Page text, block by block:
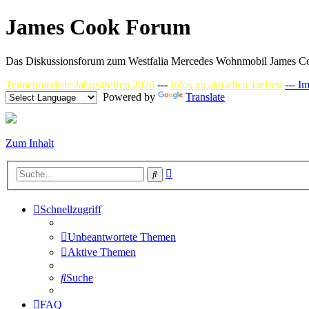
James Cook Forum
Das Diskussionsforum zum Westfalia Mercedes Wohnmobil James
Teilnehmerliste Jahrestreffen 2026 --- Infos zu aktuellen Treffen ---
Powered by
Translate
Zum Inhalt
Suche
Schnellzugriff
Unbeantwortete Themen
Aktive Themen
Suche
FAQ